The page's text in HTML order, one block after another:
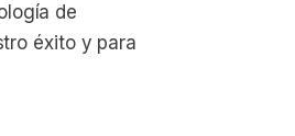
de
éxito y para